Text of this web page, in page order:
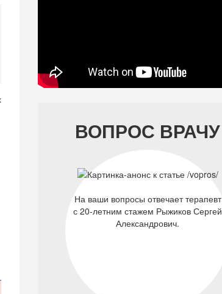
ВОПРОС ВРАЧУ
На ваши вопросы отвечает терапевт
с 20-летним стажем Рыжиков Сергей
Александрович.